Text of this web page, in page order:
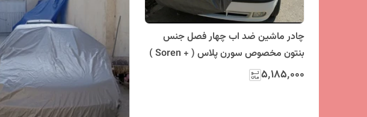
چادر ماشین ضد اب چهار فصل جنس
بنتون مخصوص سورن پلاس ( + Soren )
۵٬۱۸۵٬۰۰۰